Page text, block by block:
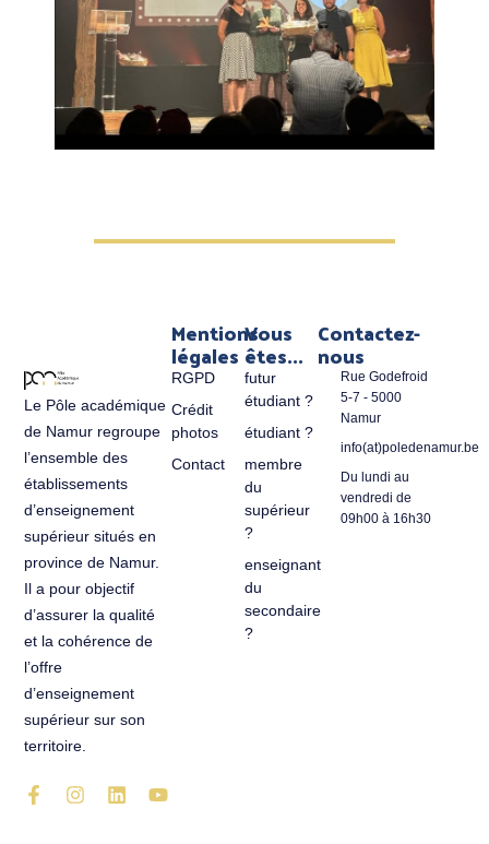
Le Pôle académique
de Namur regroupe
l’ensemble des
établissements
d’enseignement
supérieur situés en
province de Namur.
Il a pour objectif
d’assurer la qualité
et la cohérence de
l’offre
d’enseignement
supérieur sur son
territoire.
Vous
êtes...
futur
étudiant ?
étudiant ?
membre
du
supérieur
?
enseignant
du
secondaire
?
Mentions
légales
RGPD
Crédit
photos
Contact
Contactez-
nous
Rue Godefroid
5-7 - 5000
Namur
info(at)poledenamur.be
Du lundi au
vendredi de
09h00 à 16h30